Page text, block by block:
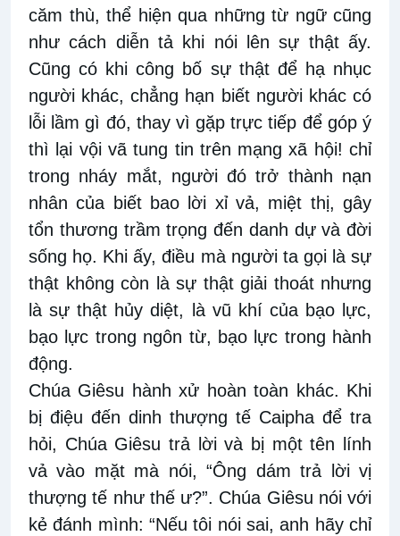
căm thù, thể hiện qua những từ ngữ cũng
như cách diễn tả khi nói lên sự thật ấy.
Cũng có khi công bố sự thật để hạ nhục
người khác, chẳng hạn biết người khác có
lỗi lầm gì đó, thay vì gặp trực tiếp để góp ý
thì lại vội vã tung tin trên mạng xã hội! chỉ
trong nháy mắt, người đó trở thành nạn
nhân của biết bao lời xỉ vả, miệt thị, gây
tổn thương trầm trọng đến danh dự và đời
sống họ. Khi ấy, điều mà người ta gọi là sự
thật không còn là sự thật giải thoát nhưng
là sự thật hủy diệt, là vũ khí của bạo lực,
bạo lực trong ngôn từ, bạo lực trong hành
động.
Chúa Giêsu hành xử hoàn toàn khác. Khi
bị điệu đến dinh thượng tế Caipha để tra
hỏi, Chúa Giêsu trả lời và bị một tên lính
vả vào mặt mà nói, “Ông dám trả lời vị
thượng tế như thế ư?”. Chúa Giêsu nói với
kẻ đánh mình: “Nếu tôi nói sai, anh hãy chỉ